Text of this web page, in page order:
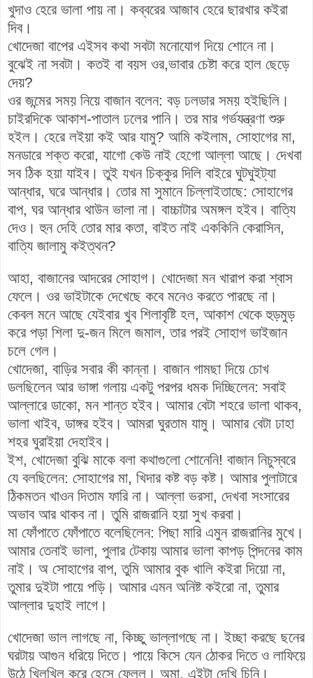
খুদাও হেরে ভালা পায় না। কব্বরের আজাব হেরে ছারখার কইরা
দিব।
খোদেজা বাপের এইসব কথা সবটা মনোযোগ দিয়ে শোনে না।
বুঝেই না সবটা। কতই বা বয়স ওর,ভাবার চেষ্টা করে হাল ছেড়ে
দেয়?
ওর জন্মের সময় নিয়ে বাজান বলেন: বড় ঢলডার সময় হইছিলি।
চাইরদিকে আকাশ-পাতাল ঢলের পানি। তর মার গর্ভযন্ত্রণা শুরু
হইল। হেরে লইয়া কই আর যামু? আমি কইলাম, সোহাগের মা,
মনডারে শক্ত করো, যাগো কেউ নাই হেগো আল্লা আছে। দেখবা
সব ঠিক হয়া যাইব। তুই যখন চিক্কুর দিলি বাইরে ঘুটঘুইট্যা
আন্ধার, ঘরে আন্ধার। তোর মা সুমানে চিল্লাইতাছে: সোহাগের
বাপ, ঘর আন্ধার থাউন ভালা না। বাচ্চাটার অমঙ্গল হইব। বাত্যি
দেও। হুন দেহি তোর মার কতা, বাইত নাই এককিনি কেরাসিন,
বাত্যি জালামু কইত্থন?
আহা, বাজানের আদরের সোহাগ। খোদেজা মন খারাপ করা শ্বাস
ফেলে। ওর ভাইটাকে দেখেছে কবে মনেও করতে পারছে না।
কেবল মনে আছে যেইবার খুব শিলাবৃষ্টি হল, আকাশ থেকে হুড়মুড়
করে পড়া শিলা দু-জন মিলে জমাল, তার পরই সোহাগ ভাইজান
চলে গেল।
খোদেজা, বাড়ির সবার কী কান্না। বাজান গামছা দিয়ে চোখ
ডলছিলেন আর ভাঙ্গা গলায় একটু পরপর ধমক দিচ্ছিলেন: সবাই
আল্লারে ডাকো, মন শান্ত হইব। আমার বেটা শহরে ভালা থাকব,
ভালা খাইব, ডাঙ্গর হইব। আমরা ঘুরতাম যামু। আমার বেটা ঢাহা
শহর ঘুরাইয়া দেহাইব।
ইশ, খোদেজা বুঝি মাকে বলা কথাগুলো শোনেনি! বাজান নিচুস্বরে
যে বলছিলেন: সোহাগের মা, খিদার কষ্ট বড় কষ্ট। আমার পুলাটারে
ঠিকমতন খাওন দিতাম ফারি না। আল্লা ভরসা, দেখবা সংসারের
অভাব আর থাকব না। তুমি রাজরানি হয়া সুখ করবা।
মা ফোঁপাতে ফোঁপাতে বলেছিলেন: পিছা মারি এমুন রাজরানির মুখে।
আমার তেনাই ভালা, পুলার টেকায় আমার ভালা কাপড় পিন্দনের কাম
নাই। অ সোহাগের বাপ, তুমি আমার বুক খালি কইরা দিয়ো না,
তুমার দুইটা পায়ে পড়ি। আমার এমন অনিষ্ট কইরো না, তুমার
আল্লার দুহাই লাগে।
খোদেজা ভাল লাগছে না, কিচ্ছু ভাল্লাগছে না। ইচ্ছা করছে ছনের
ঘরটায় আগুন ধরিয়ে দিতে। পায়ে কিসে যেন ঠোকর দিতে ও লাফিয়ে
উঠে খিলখিল করে হেসে ফেলল। অমা, এইটা দেখি চিনি।